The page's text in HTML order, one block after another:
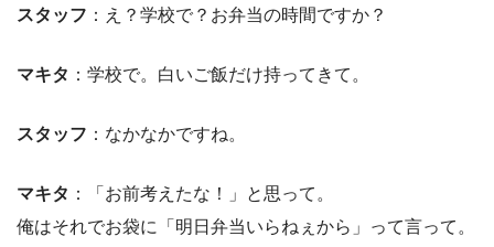
スタッフ ：え？学校で？お弁当の時間ですか？
マキタ ：学校で。白いご飯だけ持ってきて。
スタッフ ：なかなかですね。
マキタ ：「お前考えたな！」と思って。
俺はそれでお袋に「明日弁当いらねぇから」って言って。